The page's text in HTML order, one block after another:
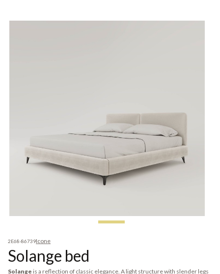
2E68-86739Icone
Solange bed
Solange is a reflection of classic elegance. A light structure with slender legs